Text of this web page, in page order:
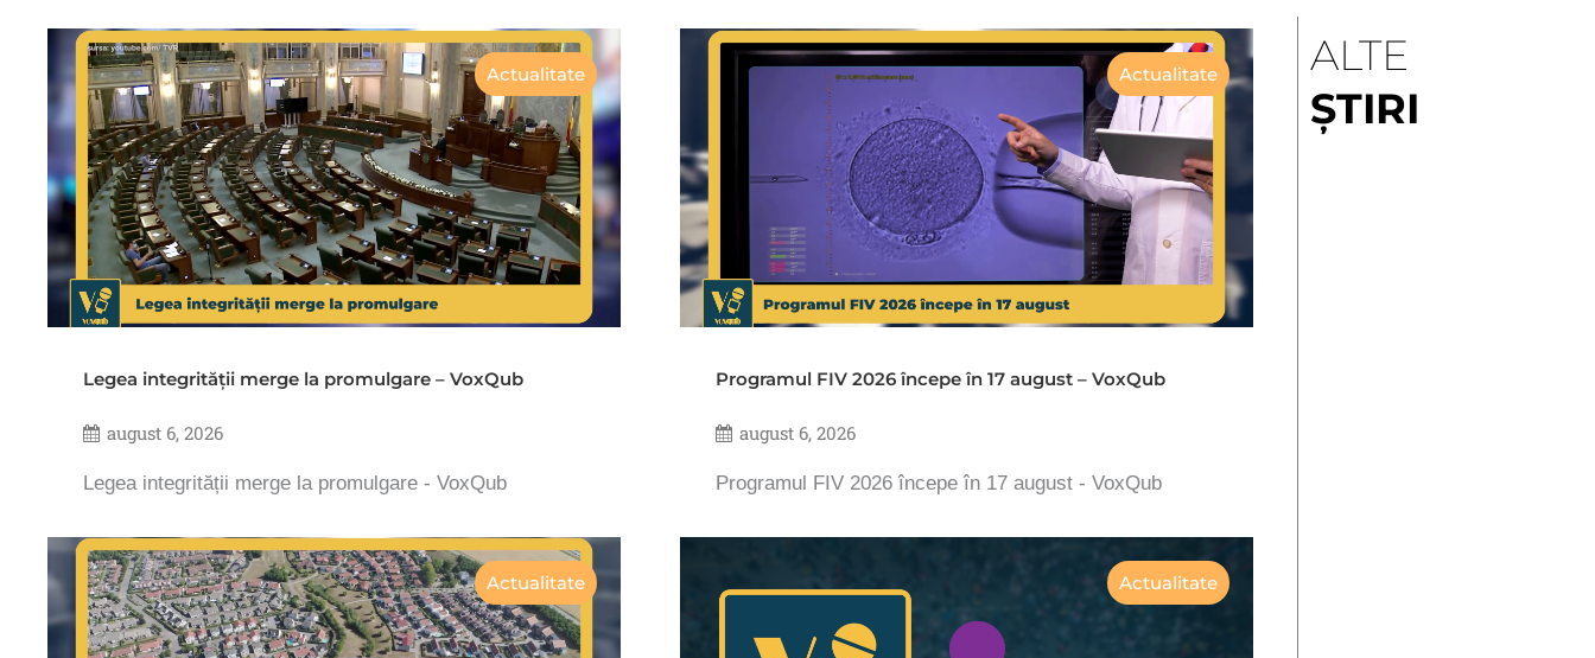
Actualitate
Legea integrității merge la promulgare – VoxQub
august 6, 2026
Legea integrității merge la promulgare - VoxQub
Actualitate
Programul FIV 2026 începe în 17 august – VoxQub
august 6, 2026
Programul FIV 2026 începe în 17 august - VoxQub
Actualitate Actualitate
ALTE
ȘTIRI